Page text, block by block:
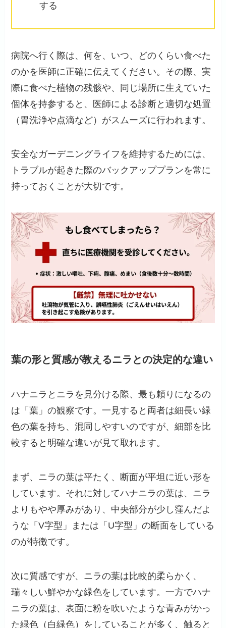
する
病院へ行く際は、何を、いつ、どのくらい食べた
のかを医師に正確に伝えてください。その際、実
際に食べた植物の残骸や、同じ場所に生えていた
個体を持参すると、医師による診断と適切な処置
（胃洗浄や点滴など）がスムーズに行われます。
安全なガーデニングライフを維持するためには、
トラブルが起きた際のバックアッププランを常に
持っておくことが大切です。
葉の形と質感が教えるニラとの決定的な違い
ハナニラとニラを見分ける際、最も頼りになるの
は「葉」の観察です。一見すると両者は細長い緑
色の葉を持ち、混同しやすいのですが、細部を比
較すると明確な違いが見て取れます。
まず、ニラの葉は平たく、断面が平坦に近い形を
しています。それに対してハナニラの葉は、ニラ
よりもやや厚みがあり、中央部分が少し窪んだよ
うな「V字型」または「U字型」の断面をしている
のが特徴です。
次に質感ですが、ニラの葉は比較的柔らかく、
瑞々しい鮮やかな緑色をしています。一方でハナ
ニラの葉は、表面に粉を吹いたような青みがかっ
た緑色（白緑色）をしていることが多く、触ると